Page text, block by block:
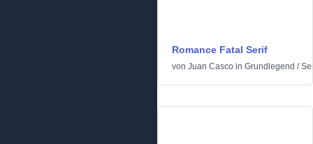
Romance Fatal Serif
von Juan Casco in Grundlegend /